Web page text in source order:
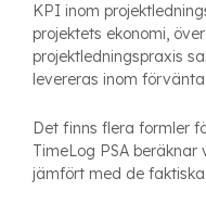
KPI inom
projektets ekonomi,
projektledningspraxis
levereras inom
Det finns flera formler
TimeLog PSA
jämfört med de